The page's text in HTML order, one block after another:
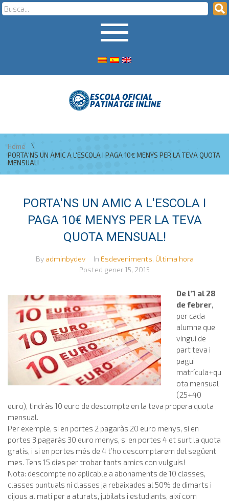
Home
\
PORTA'NS UN AMIC A L'ESCOLA I PAGA 10€ MENYS PER LA TEVA QUOTA
MENSUAL!
PORTA'NS UN AMIC A L'ESCOLA I
PAGA 10€ MENYS PER LA TEVA
QUOTA MENSUAL!
By adminbydev In Esdeveniments, Última hora
Posted gener 15, 2015
De l’1 al 28
de febrer,
per cada
alumne que
vingui de
part teva i
pagui
matrícula+qu
ota mensual
(25+40
euro), tindràs 10 euro de descompte en la teva propera quota
mensual.
Per exemple, si en portes 2 pagaràs 20 euro menys, si en
portes 3 pagaràs 30 euro menys, si en portes 4 et surt la quota
gratis, i si en portes més de 4 t’ho descomptarem del següent
mes. Tens 15 dies per trobar tants amics con vulguis!
Nota: descompte no aplicable a abonaments de 10 classes,
classes puntuals ni classes ja rebaixades al 50% de dimarts i
dijous al matí per a aturats, jubilats i estudiants, així com